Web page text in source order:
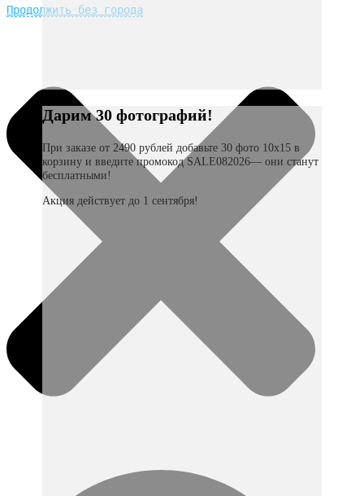
Продолжить без города
Дарим 30 фотографий!
При заказе от 2490 рублей добавьте 30 фото 10х15 в
корзину и введите промокод SALE082026— они станут
бесплатными!
Акция действует до 1 сентября!